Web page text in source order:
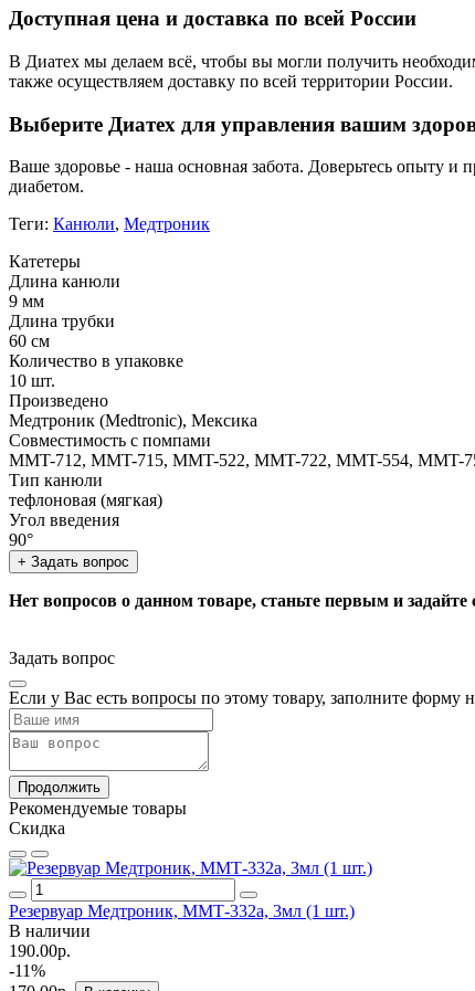
Доступная цена и доставка по всей России
В Диатех мы делаем всё, чтобы вы могли получить
также осуществляем доставку по всей территории России.
Выберите Диатех для управления вашим
Ваше здоровье - наша основная забота. Доверьтесь
диабетом.
Теги: Канюли, Медтроник
Катетеры
Длина канюли
9 мм
Длина трубки
60 см
Количество в упаковке
10 шт.
Произведено
Медтроник (Medtronic), Мексика
Совместимость с помпами
MMT-712, MMT-715, MMT-522, MMT-722, MMT-554, MMT-
Тип канюли
тефлоновая (мягкая)
Угол введения
90°
+ Задать вопрос
Нет вопросов о данном товаре, станьте первым и задайте
Задать вопрос
Если у Вас есть вопросы по этому товару, заполните
Продолжить
Рекомендуемые товары
Скидка
Резервуар Медтроник, ММТ-332а, 3мл (1 шт.)
В наличии
190.00р.
-11%